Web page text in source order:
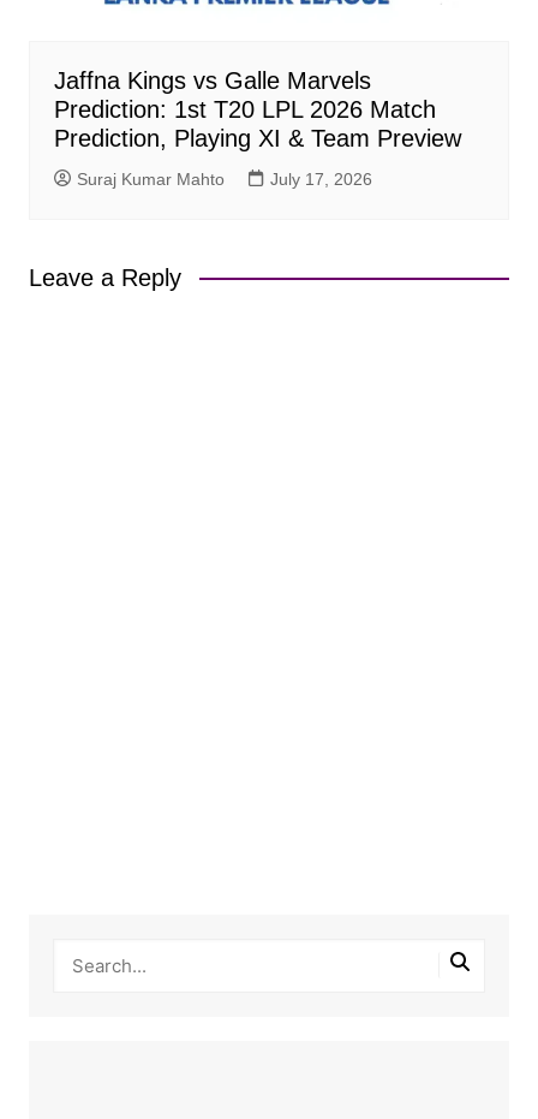
Jaffna Kings vs Galle Marvels
Prediction: 1st T20 LPL 2026 Match
Prediction, Playing XI & Team Preview
Suraj Kumar Mahto July 17, 2026
Leave a Reply